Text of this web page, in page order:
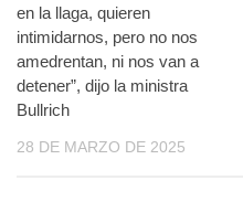
en la llaga, quieren
intimidarnos, pero no nos
amedrentan, ni nos van a
detener”, dijo la ministra
Bullrich
28 DE MARZO DE 2025